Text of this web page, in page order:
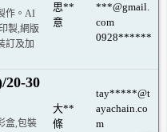
作。AI
製,網版
訂及加
思**
意
***@gmail.
com
0928******
20-30
盒,包裝
大**
條
tay*****@t
ayachain.co
m